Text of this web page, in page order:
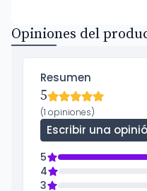
Opiniones del
Resumen
5
(1 opiniones)
Escribir una
5
4
3